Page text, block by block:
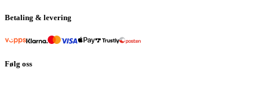
Betaling & levering
Følg oss